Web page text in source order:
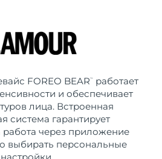
FOREO BEAR ™
работает
и обеспечивает
лица. Встроенная
система гарантирует
работа через приложение
выбирать персональные